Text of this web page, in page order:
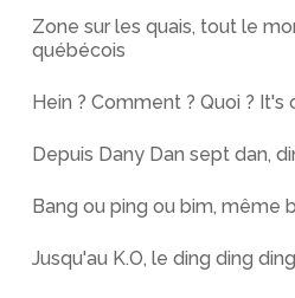
Zone sur les quais, tout le
québécois
Hein ? Comment ? Quoi ? It's
Depuis Dany Dan sept dan,
Bang ou ping ou bim, même
Jusqu'au K.O, le ding ding